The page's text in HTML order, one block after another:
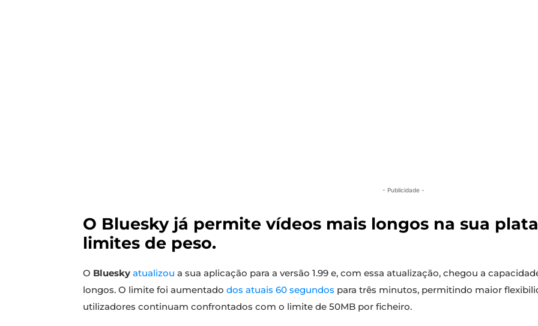
- Publicidade -
O Bluesky já permite vídeos mais longos na sua
limites de peso.
O Bluesky atualizou a sua aplicação para a versão 1.99 e, com essa atualização, chegou a
longos. O limite foi aumentado dos atuais 60 segundos para três minutos, permitindo maior
utilizadores continuam confrontados com o limite de 50MB por ficheiro.